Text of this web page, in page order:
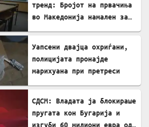
тренд: Бројот на првачиња
во Македонија намален за
Уапсени двајца охриѓани,
полицијата пронајде
марихуана при претреси
СДСМ: Владата ја блокираше
пругата кон Бугарија и
изгуби 60 милиони евра од